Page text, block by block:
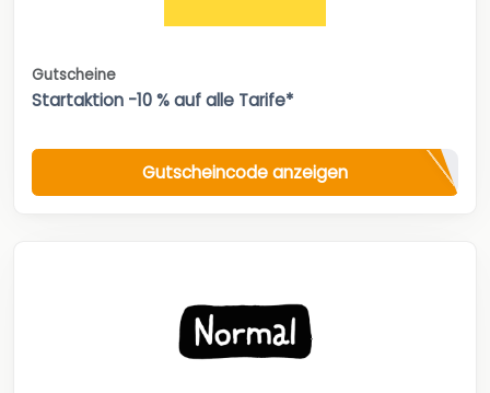
Gutscheine
Startaktion -10 % auf alle Tarife*
Gutscheincode anzeigen